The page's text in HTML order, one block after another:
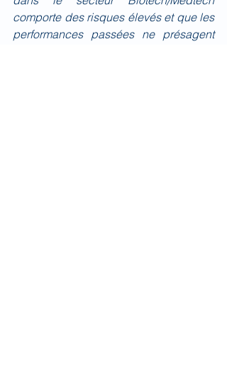
comporte des risques élevés et que les
performances passées ne présagent